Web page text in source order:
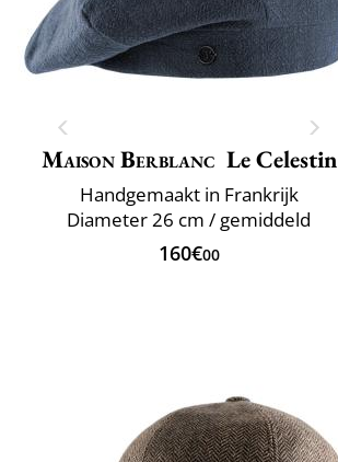
Maison Berblanc Le Celestin
Handgemaakt in Frankrijk
Diameter 26 cm / gemiddeld
160€00